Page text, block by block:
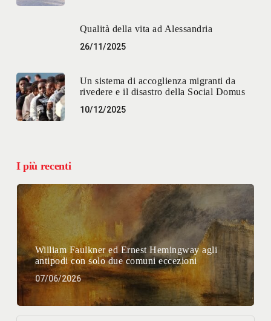
Qualità della vita ad Alessandria
26/11/2025
Un sistema di accoglienza migranti da
rivedere e il disastro della Social Domus
10/12/2025
I più recenti
William Faulkner ed Ernest Hemingway agli
antipodi con solo due comuni eccezioni
07/06/2026